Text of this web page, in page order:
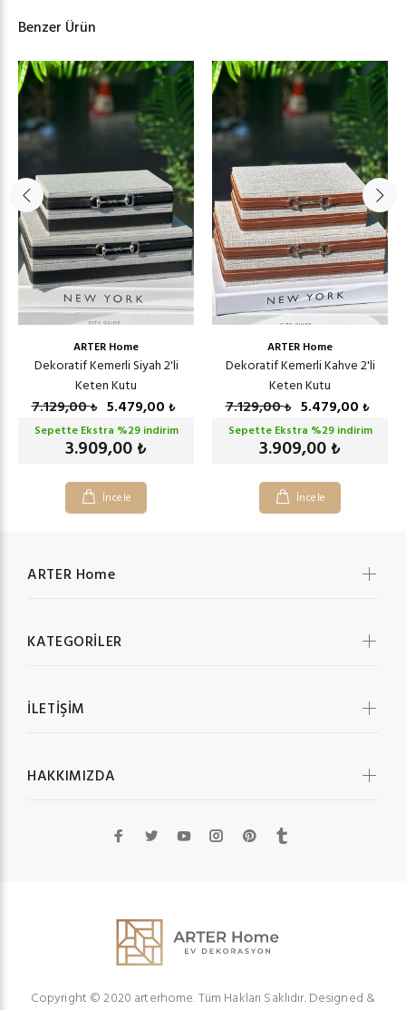
Benzer Ürün
ARTER Home
Dekoratif Kemerli Siyah 2'li
Keten Kutu
7.129,00₺ 5.479,00 ₺
Sepette Ekstra %29indirim
3.909,00 ₺
İncele
ARTER Home
Dekoratif Kemerli Kahve 2'li
Keten Kutu
7.129,00₺ 5.479,00 ₺
Sepette Ekstra %29indirim
3.909,00 ₺
İncele
ARTER Home
KATEGORİLER
İLETİŞİM
HAKKIMIZDA
Copyright © 2020 arterhome. Tüm Hakları Saklıdır. Designed &